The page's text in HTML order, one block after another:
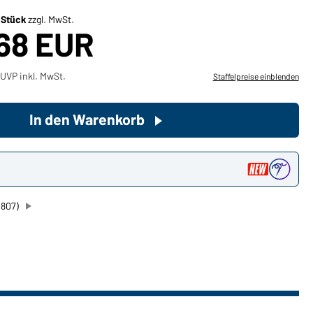
Sie möchten gerne für Ihren
privaten Bedarf einkaufen?
Hier geht's zu unserem
zzgl. MwSt.
EUR
inkl. MwSt. Staffelpreise einblenden
In den Warenkorb